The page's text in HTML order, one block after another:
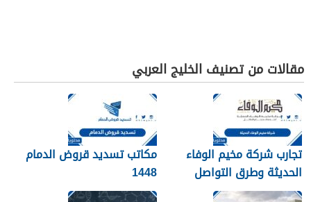
مقالات من تصنيف الخليج العربي
تجارب شركة مخيم الوفاء
الحديثة وطرق التواصل
معهم 1448
مكاتب تسديد قروض الدمام
1448